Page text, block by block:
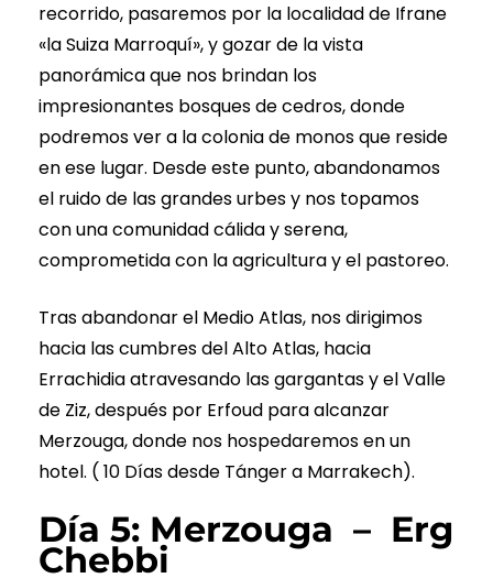
recorrido, pasaremos por la localidad de Ifrane
«la Suiza Marroquí», y gozar de la vista
panorámica que nos brindan los
impresionantes bosques de cedros, donde
podremos ver a la colonia de monos que reside
en ese lugar. Desde este punto, abandonamos
el ruido de las grandes urbes y nos topamos
con una comunidad cálida y serena,
comprometida con la agricultura y el pastoreo.
Tras abandonar el Medio Atlas, nos dirigimos
hacia las cumbres del Alto Atlas, hacia
Errachidia atravesando las gargantas y el Valle
de Ziz, después por Erfoud para alcanzar
Merzouga, donde nos hospedaremos en un
hotel. ( 10 Días desde Tánger a Marrakech).
Día 5: Merzouga – Erg
Chebbi